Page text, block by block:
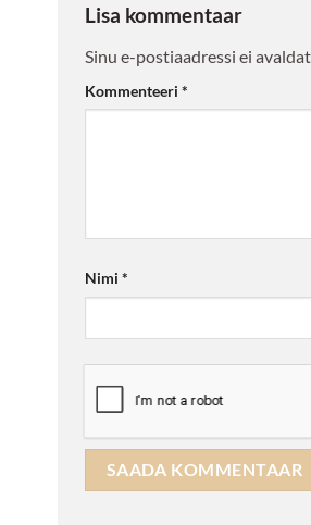
Lisa kommentaar
Sinu e-postiaadressi ei
Kommenteeri *
Nimi *